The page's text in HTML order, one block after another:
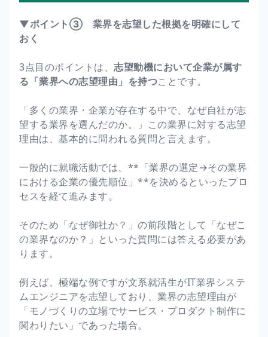
▼ポイント③ 業界を志望した根拠を明確にして
おく
3点目のポイントは、 志望動機において企業が属す
る「業界への志望理由」を持つことです。
「多くの業界・企業が存在する中で、なぜ自社が志
望する業界を選んだのか。」この業界に対する志望
理由は、基本的に問われる質問と言えます。
一般的に就職活動では、**「業界の選定→その業界
における企業の優先順位」**を決めるといったプロ
セスを経て進みます。
そのため「なぜ御社か？」の前段階として「なぜこ
の業界なのか？」といった質問には答える必要があ
ります。
例えば、極端な例ですが文系就活生がIT業界システ
ムエンジニアを志望しており、業界の志望理由が
「モノづくりの立場でサービス・プロダクト制作に
関わりたい」であった場合。